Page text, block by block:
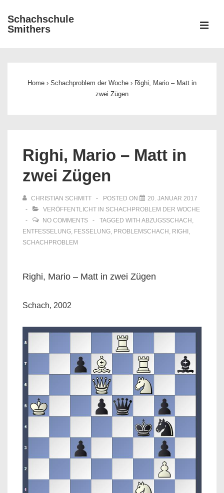
Zum
Inhalt
Schachschule
Smithers
Home › Schachproblem der Woche › Righi, Mario – Matt in
zwei Zügen
Righi, Mario – Matt in
zwei Zügen
CHRISTIAN SCHMITT POSTED ON
20. JANUAR 2017
VERÖFFENTLICHT IN SCHACHPROBLEM DER WOCHE
NO COMMENTS
TAGGED WITH ABZUGSSCHACH ,
ENTFESSELUNG, FESSELUNG, PROBLEMSCHACH , RIGHI ,
SCHACHPROBLEM
Righi, Mario – Matt in zwei Zügen
Schach, 2002